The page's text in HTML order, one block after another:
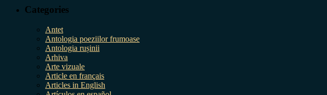
Categories
Antet
Antologia poeziilor frumoase
Antologia rușinii
Arhiva
Arte vizuale
Article en français
Articles in English